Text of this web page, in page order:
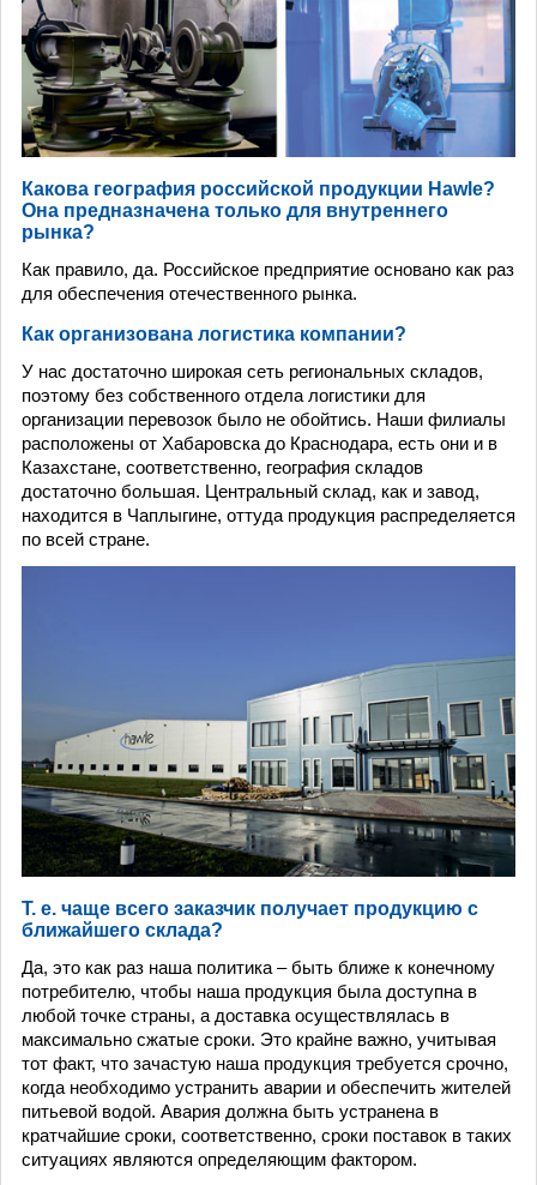
Какова география российской продукции Hawle?
Она предназначена только для внутреннего
рынка?
Как правило, да. Российское предприятие основано как раз
для обеспечения отечественного рынка.
Как организована логистика компании?
У нас достаточно широкая сеть региональных складов,
поэтому без собственного отдела логистики для
организации перевозок было не обойтись. Наши филиалы
расположены от Хабаровска до Краснодара, есть они и в
Казахстане, соответственно, география складов
достаточно большая. Центральный склад, как и завод,
находится в Чаплыгине, оттуда продукция распределяется
по всей стране.
Т. е. чаще всего заказчик получает продукцию с
ближайшего склада?
Да, это как раз наша политика – быть ближе к конечному
потребителю, чтобы наша продукция была доступна в
любой точке страны, а доставка осуществлялась в
максимально сжатые сроки. Это крайне важно, учитывая
тот факт, что зачастую наша продукция требуется срочно,
когда необходимо устранить аварии и обеспечить жителей
питьевой водой. Авария должна быть устранена в
кратчайшие сроки, соответственно, сроки поставок в таких
ситуациях являются определяющим фактором.